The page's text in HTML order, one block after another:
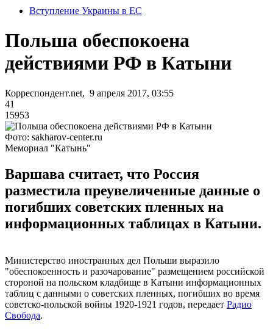
Вступление Украины в ЕС
Польша обеспокоена
действиями РФ в Катыни
Корреспондент.net, 9 апреля 2017, 03:55
41
15953
Фото: sakharov-center.ru
Мемориал "Катынь"
Варшава считает, что Россия
разместила преувеличенные данные о
погибших советских пленных на
информационных таблицах в Катыни.
Министерство иностранных дел Польши выразило
"обеспокоенность и разочарование" размещением российской
стороной на польском кладбище в Катыни информационных
таблиц с данными о советских пленных, погибших во время
советско-польской войны 1920-1921 годов, передает Радио
Свобода.